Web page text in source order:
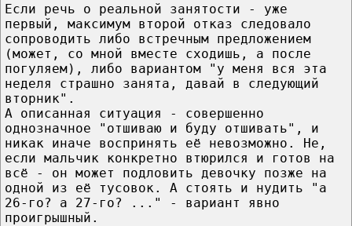
Если речь о реальной занятости - уже
первый, максимум второй отказ следовало
сопроводить либо встречным предложением
(может, со мной вместе сходишь, а после
погуляем), либо вариантом "у меня вся эта
неделя страшно занята, давай в следующий
вторник".
А описанная ситуация - совершенно
однозначное "отшиваю и буду отшивать", и
никак иначе воспринять её невозможно. Не,
если мальчик конкретно втюрился и готов на
всё - он может подловить девочку позже на
одной из её тусовок. А стоять и нудить "а
26-го? а 27-го? ..." - вариант явно
проигрышный.